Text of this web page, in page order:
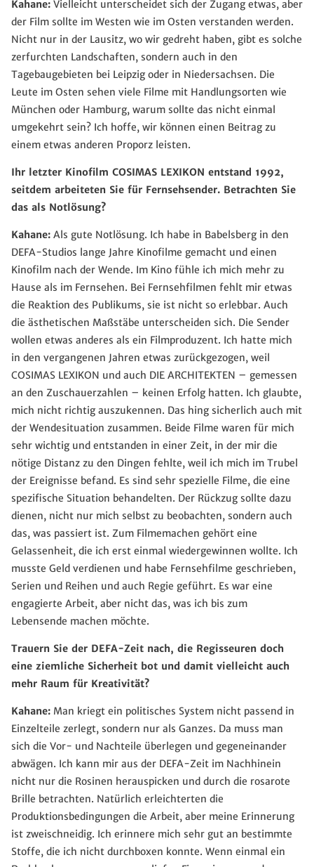
Kahane: Vielleicht unterscheidet sich der Zugang etwas, aber
der Film sollte im Westen wie im Osten verstanden werden.
Nicht nur in der Lausitz, wo wir gedreht haben, gibt es solche
zerfurchten Landschaften, sondern auch in den
Tagebaugebieten bei Leipzig oder in Niedersachsen. Die
Leute im Osten sehen viele Filme mit Handlungsorten wie
München oder Hamburg, warum sollte das nicht einmal
umgekehrt sein? Ich hoffe, wir können einen Beitrag zu
einem etwas anderen Proporz leisten.
Ihr letzter Kinofilm COSIMAS LEXIKON entstand 1992,
seitdem arbeiteten Sie für Fernsehsender. Betrachten Sie
das als Notlösung?
Kahane: Als gute Notlösung. Ich habe in Babelsberg in den
DEFA-Studios lange Jahre Kinofilme gemacht und einen
Kinofilm nach der Wende. Im Kino fühle ich mich mehr zu
Hause als im Fernsehen. Bei Fernsehfilmen fehlt mir etwas
die Reaktion des Publikums, sie ist nicht so erlebbar. Auch
die ästhetischen Maßstäbe unterscheiden sich. Die Sender
wollen etwas anderes als ein Filmproduzent. Ich hatte mich
in den vergangenen Jahren etwas zurückgezogen, weil
COSIMAS LEXIKON und auch DIE ARCHITEKTEN – gemessen
an den Zuschauerzahlen – keinen Erfolg hatten. Ich glaubte,
mich nicht richtig auszukennen. Das hing sicherlich auch mit
der Wendesituation zusammen. Beide Filme waren für mich
sehr wichtig und entstanden in einer Zeit, in der mir die
nötige Distanz zu den Dingen fehlte, weil ich mich im Trubel
der Ereignisse befand. Es sind sehr spezielle Filme, die eine
spezifische Situation behandelten. Der Rückzug sollte dazu
dienen, nicht nur mich selbst zu beobachten, sondern auch
das, was passiert ist. Zum Filmemachen gehört eine
Gelassenheit, die ich erst einmal wiedergewinnen wollte. Ich
musste Geld verdienen und habe Fernsehfilme geschrieben,
Serien und Reihen und auch Regie geführt. Es war eine
engagierte Arbeit, aber nicht das, was ich bis zum
Lebensende machen möchte.
Trauern Sie der DEFA-Zeit nach, die Regisseuren doch
eine ziemliche Sicherheit bot und damit vielleicht auch
mehr Raum für Kreativität?
Kahane: Man kriegt ein politisches System nicht passend in
Einzelteile zerlegt, sondern nur als Ganzes. Da muss man
sich die Vor- und Nachteile überlegen und gegeneinander
abwägen. Ich kann mir aus der DEFA-Zeit im Nachhinein
nicht nur die Rosinen herauspicken und durch die rosarote
Brille betrachten. Natürlich erleichterten die
Produktionsbedingungen die Arbeit, aber meine Erinnerung
ist zweischneidig. Ich erinnere mich sehr gut an bestimmte
Stoffe, die ich nicht durchboxen konnte. Wenn einmal ein